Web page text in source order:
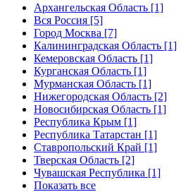
Архангельская Область [1]
Вся Россия [5]
Город Москва [7]
Калининградская Область [1]
Кемеровская Область [1]
Курганская Область [1]
Мурманская Область [1]
Нижегородская Область [2]
Новосибирская Область [1]
Республика Крым [1]
Республика Татарстан [1]
Ставропольский Край [1]
Тверская Область [2]
Чувашская Республика [1]
Показать все